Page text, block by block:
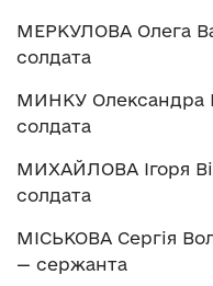
МЕРКУЛОВА Олега
солдата
МИНКУ Олександра
солдата
МИХАЙЛОВА Ігоря
солдата
МІСЬКОВА Сергія
— сержанта